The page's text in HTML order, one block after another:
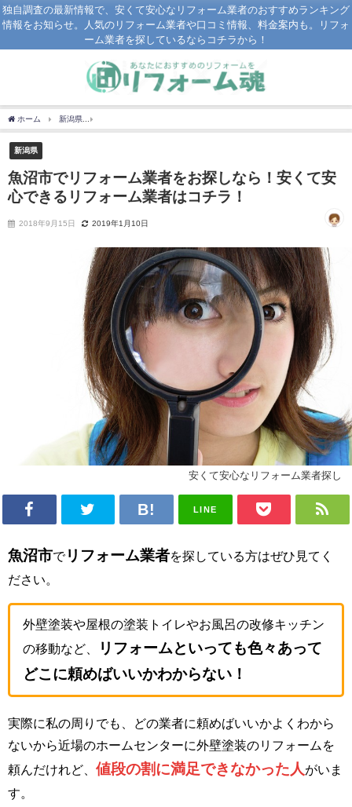
独自調査の最新情報で、安くて安心なリフォーム業者のおすすめランキング
情報をお知らせ。人気のリフォーム業者や口コミ情報、料金案内も。リフォ
ーム業者を探しているならコチラから！
ホーム 新潟県
新潟県
魚沼市でリフォーム業者をお探しなら！安くて安
心できるリフォーム業者はコチラ！
2018年9月15日 2019年1月10日
安くて安心なリフォーム業者探し
LINE
魚沼市でリフォーム業者を探している方はぜひ見てく
ださい。
外壁塗装や屋根の塗装トイレやお風呂の改修キッチン
の移動など、
リフォームといっても色々あって
どこに頼めばいいかわからない！
実際に私の周りでも、どの業者に頼めばいいかよくわから
ないから近場のホームセンターに外壁塗装のリフォームを
頼んだけれど、 値段の割に満足できなかった人 がいま
す。